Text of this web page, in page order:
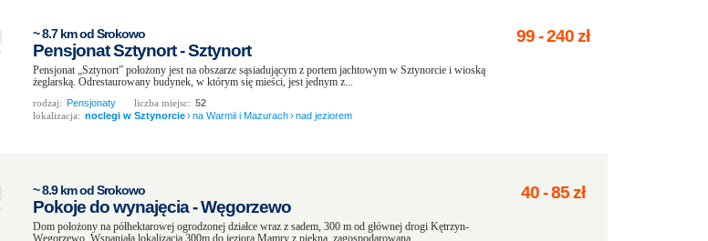
~ 8.7 km od Srokowo
Pensjonat Sztynort - Sztynort
Pensjonat „Sztynort” położony jest na obszarze sąsiadującym z portem jachtowym w Sztynorcie i wioską
żeglarską. Odrestaurowany budynek, w którym się mieści, jest jednym z...
rodzaj: Pensjonaty liczba miejsc: 52
lokalizacja: noclegi w Sztynorcie›na Warmii i Mazurach›nad jeziorem
99-240zł
~ 8.9 km od Srokowo
Pokoje do wynajęcia - Węgorzewo
Dom położony na półhektarowej ogrodzonej działce wraz z sadem, 300 m od głównej drogi Kętrzyn-
Węgorzewo. Wspaniała lokalizacja 300m do jeziora Mamry z piekną, zagospodarowaną...
40-85zł